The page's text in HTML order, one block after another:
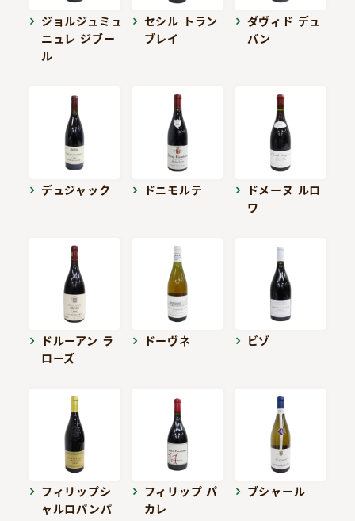
ジョルジュミュ
ニュレ ジブー
ル
セシル トラン
ブレイ
ダヴィド デュ
バン
デュジャック ドニモルテ
ドメーヌ ルロ
ワ
ドルーアン ラ
ローズ
ドーヴネ ビゾ
フィリップシ
ャルロパンパ
フィリップ パ
カレ
ブシャール